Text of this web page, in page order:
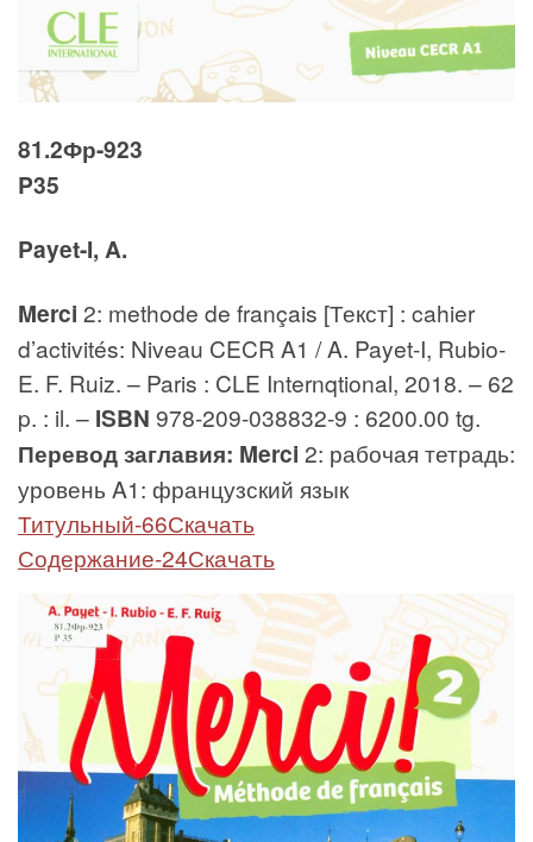
81.2Фр-923
P35
Payet-I, A.
Merci 2: methode de français [Текст] : cahier
d’activités: Niveau CECR A1 / A. Payet-I, Rubio-
E. F. Ruiz. – Paris : CLE Internqtional, 2018. – 62
p. : il. – ISBN 978-209-038832-9 : 6200.00 tg.
Перевод заглавия: Merci 2: рабочая тетрадь:
уровень A1: французский язык
Титульный-66Скачать
Содержание-24Скачать